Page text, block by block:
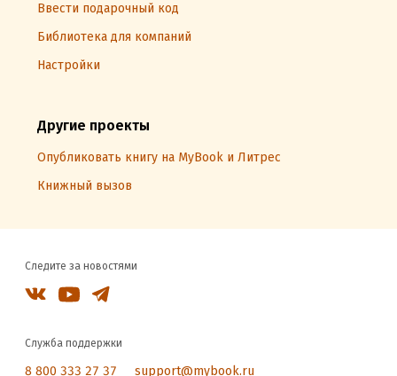
Ввести подарочный код
Библиотека для компаний
Настройки
Другие проекты
Опубликовать книгу на MyBook и Литрес
Книжный вызов
Следите за новостями
Служба поддержки
8 800 333 27 37 support@mybook.ru